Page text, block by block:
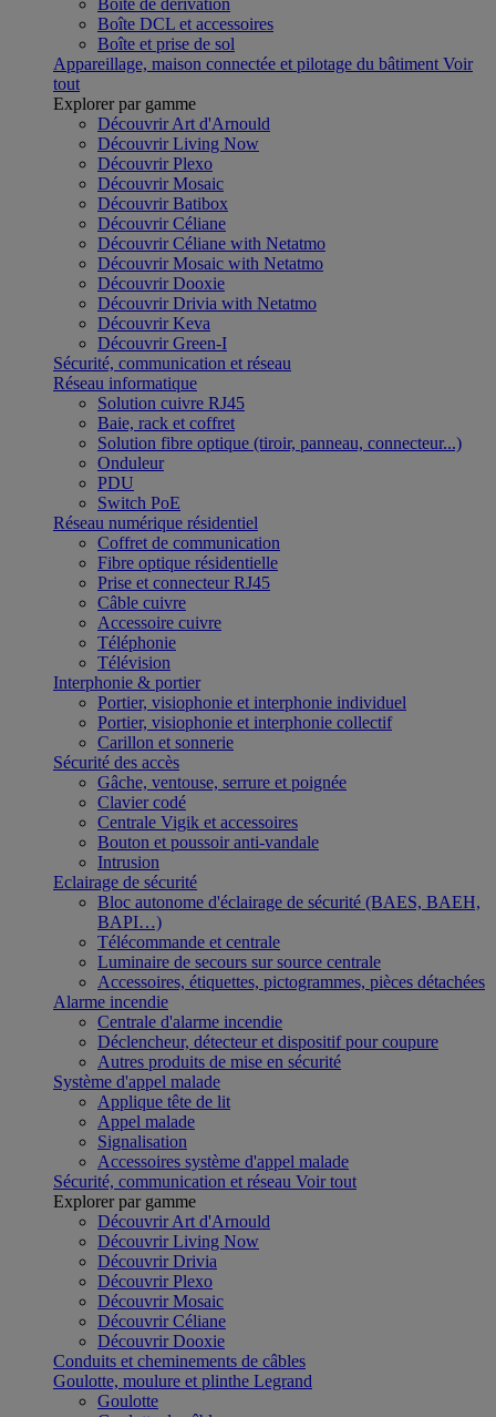
Boîte de dérivation
Boîte DCL et accessoires
Boîte et prise de sol
Appareillage, maison connectée et pilotage du bâtiment Voir
tout
Explorer par gamme
Découvrir Art d'Arnould
Découvrir Living Now
Découvrir Plexo
Découvrir Mosaic
Découvrir Batibox
Découvrir Céliane
Découvrir Céliane with Netatmo
Découvrir Mosaic with Netatmo
Découvrir Dooxie
Découvrir Drivia with Netatmo
Découvrir Keva
Découvrir Green-I
Sécurité, communication et réseau
Réseau informatique
Solution cuivre RJ45
Baie, rack et coffret
Solution fibre optique (tiroir, panneau, connecteur...)
Onduleur
PDU
Switch PoE
Réseau numérique résidentiel
Coffret de communication
Fibre optique résidentielle
Prise et connecteur RJ45
Câble cuivre
Accessoire cuivre
Téléphonie
Télévision
Interphonie & portier
Portier, visiophonie et interphonie individuel
Portier, visiophonie et interphonie collectif
Carillon et sonnerie
Sécurité des accès
Gâche, ventouse, serrure et poignée
Clavier codé
Centrale Vigik et accessoires
Bouton et poussoir anti-vandale
Intrusion
Eclairage de sécurité
Bloc autonome d'éclairage de sécurité (BAES, BAEH,
BAPI…)
Télécommande et centrale
Luminaire de secours sur source centrale
Accessoires, étiquettes, pictogrammes, pièces détachées
Alarme incendie
Centrale d'alarme incendie
Déclencheur, détecteur et dispositif pour coupure
Autres produits de mise en sécurité
Système d'appel malade
Applique tête de lit
Appel malade
Signalisation
Accessoires système d'appel malade
Sécurité, communication et réseau Voir tout
Explorer par gamme
Découvrir Art d'Arnould
Découvrir Living Now
Découvrir Drivia
Découvrir Plexo
Découvrir Mosaic
Découvrir Céliane
Découvrir Dooxie
Conduits et cheminements de câbles
Goulotte, moulure et plinthe Legrand
Goulotte